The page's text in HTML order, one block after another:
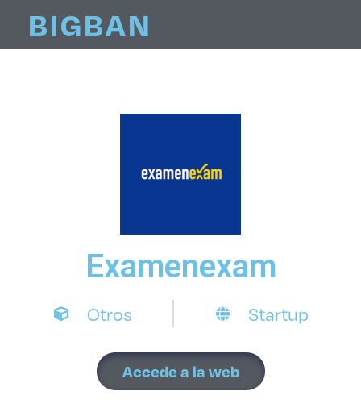
BIGBAN
Examenexam
Otros Startup
Accede a la web